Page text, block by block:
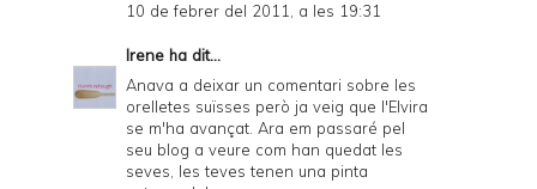
10 de febrer del 2011, a les 19:31
Irene ha dit...
Anava a deixar un comentari sobre les
orelletes suïsses però ja veig que l'Elvira
se m'ha avançat. Ara em passaré pel
seu blog a veure com han quedat les
seves, les teves tenen una pinta